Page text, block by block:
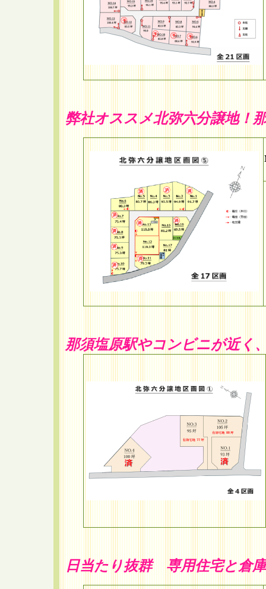
弊社オススメ北弥六分譲地！
那須塩原駅やコンビニが近く
日当たり抜群 専用住宅と倉